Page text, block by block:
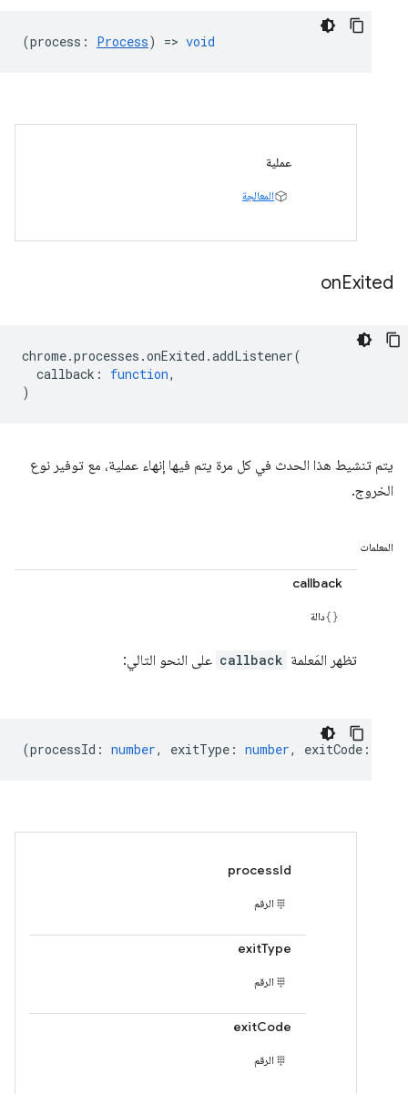
(process : Process) => void
عملية
المعالجة
onExited
chrome.processes .onExited .addListener(
callback : function,
)
يتم تنشيط هذا الحدث في كل مرة يتم فيها إنهاء عملية، مع توفير نوع
الخروج.
المعلمات
callback
دالة
تظهر المَعلمة callback على النحو التالي:
(processId : number, exitType : number, exitCode :
processId
الرقم
exitType
الرقم
exitCode
الرقم